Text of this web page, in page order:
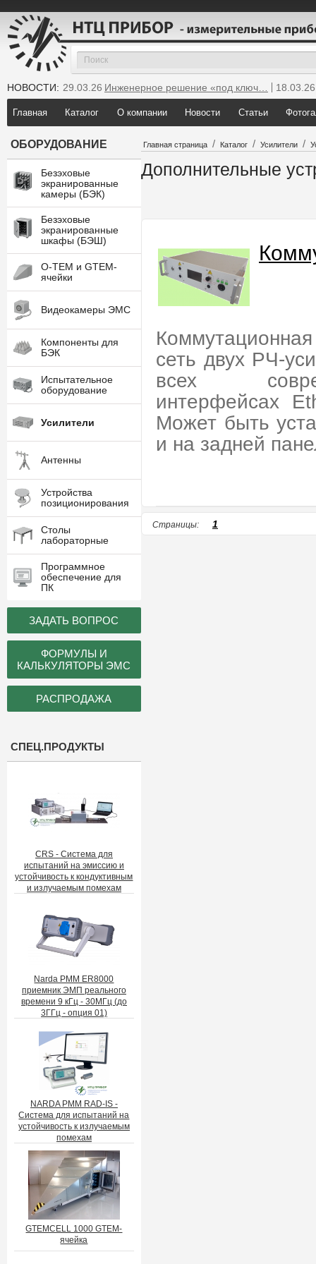
НОВОСТИ: 29.03.26 Инженерное решение «под ключ…
18.03.26
25.12.25Мы инсталлировали новую GTEM…
Главная Каталог О компании Новости Статьи
ОБОРУДОВАНИЕ
Безэховые
экранированные
камеры (БЭК)
Безэховые
экранированные
шкафы (БЭШ)
O-TEM и GTEM-
ячейки
Видеокамеры ЭМС
Компоненты для
БЭК
Испытательное
оборудование
Усилители
Антенны
Устройства
позиционирования
Столы
лабораторные
Программное
обеспечение для
ПК
ЗАДАТЬ ВОПРОС
ФОРМУЛЫ И
КАЛЬКУЛЯТОРЫ ЭМС
РАСПРОДАЖА
СПЕЦ.ПРОДУКТЫ
CRS - Система для
испытаний на эмиссию и
устойчивость к кондуктивным
и излучаемым помехам
Narda PMM ER8000
приемник ЭМП реального
времени 9 кГц - 30МГц (до
3ГГц - опция 01)
NARDA PMM RAD-IS -
Система для испытаний на
устойчивость к излучаемым
помехам
GTEMCELL 1000 GTEM-
ячейка
Главная страница / Каталог / Усилители /
Дополнительные
сеть двух РЧ-
всех
интерфейсах
Может быть
и на задней
Страницы: 1